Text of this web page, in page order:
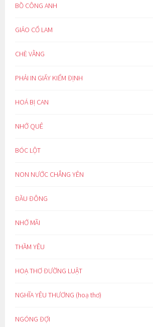
BỒ CÔNG ANH
GIẢO CỔ LAM
CHÈ VẰNG
PHẢI IN GIẤY KIỂM ĐỊNH
HOÁ BỊ CAN
NHỚ QUÊ
BÓC LỘT
NON NƯỚC CHẲNG YÊN
ĐẦU ĐÔNG
NHỚ MÃI
THẦM YÊU
HOẠ THƠ ĐƯỜNG LUẬT
NGHĨA YÊU THƯƠNG (hoạ thơ)
NGÓNG ĐỢI